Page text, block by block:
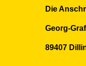
Die
Georg-
89407